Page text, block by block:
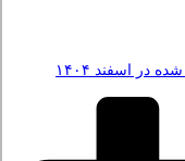
در اسفند ۱۴۰۴